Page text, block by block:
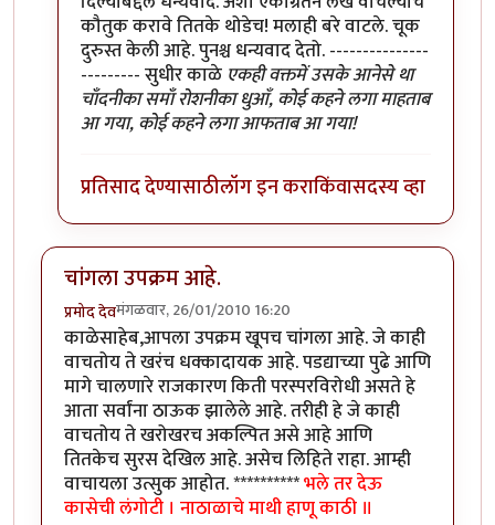
कौतुक करावे तितके थोडेच! मलाही बरे वाटले. चूक
दुरुस्त केली आहे. पुनश्च धन्यवाद देतो. ---------------
--------- सुधीर काळे एकही वक्तमें उसके आनेसे था
चाँदनीका समाँ रोशनीका धुआँ, कोई कहने लगा माहताब
आ गया, कोई कहने लगा आफताब आ गया!
प्रतिसाद देण्यासाठीलॉग इन कराकिंवासदस्य व्हा
चांगला उपक्रम आहे.
प्रमोद देवमंगळवार, 26/01/2010 16:20
काळेसाहेब,आपला उपक्रम खूपच चांगला आहे. जे काही
वाचतोय ते खरंच धक्कादायक आहे. पडद्याच्या पुढे आणि
मागे चालणारे राजकारण किती परस्परविरोधी असते हे
आता सर्वांना ठाऊक झालेले आहे. तरीही हे जे काही
वाचतोय ते खरोखरच अकल्पित असे आहे आणि
तितकेच सुरस देखिल आहे. असेच लिहिते राहा. आम्ही
वाचायला उत्सुक आहोत. **********भले तर देऊ
कासेची लंगोटी । नाठाळाचे माथी हाणू काठी ॥